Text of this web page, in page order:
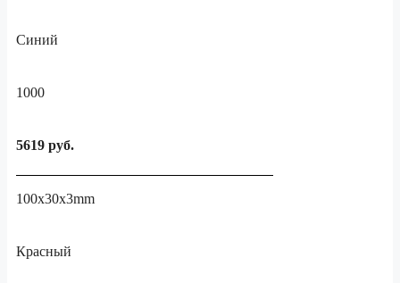
Синий
1000
5619 руб.
100x30x3mm
Красный